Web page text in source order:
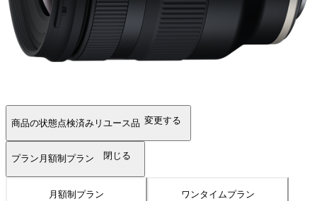
商品の状態点検済みリユース品 変更する
プラン 月額制プラン 閉じる
月額制プラン ワンタイムプラン